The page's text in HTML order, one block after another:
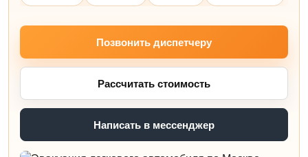
Позвонить диспетчеру
Рассчитать стоимость
Написать в мессенджер